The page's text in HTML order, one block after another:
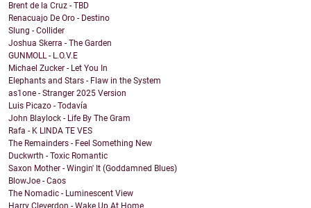
Brent de la Cruz - TBD
Renacuajo De Oro - Destino
Slung - Collider
Joshua Skerra - The Garden
GUNMOLL - L.O.V.E
Michael Zucker - Let You In
Elephants and Stars - Flaw in the System
as1one - Stranger 2025 Version
Luis Picazo - Todavía
John Blaylock - Life By The Gram
Rafa - K LINDA TE VES
The Remainders - Feel Something New
Duckwrth - Toxic Romantic
Saxon Mother - Wingin' It (Goddamned Blues)
BlowJoe - Caos
The Nomadic - Luminescent View
Harry Cleverdon - Wake Up At Home